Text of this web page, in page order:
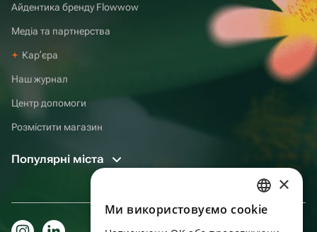
Айдентика бренду Flowwow
Медіа та партнерства
Карʼєра
Наш журнал
Центр допомоги
Розмістити магазин
Популярні міста
RUSSIAN
×
Ми використовуємо cookie